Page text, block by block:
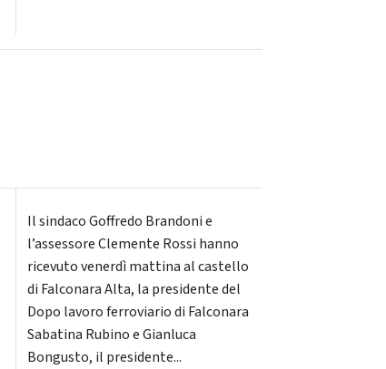
Il sindaco Goffredo Brandoni e
l’assessore Clemente Rossi hanno
ricevuto venerdì mattina al castello
di Falconara Alta, la presidente del
Dopo lavoro ferroviario di Falconara
Sabatina Rubino e Gianluca
Bongusto, il presidente...